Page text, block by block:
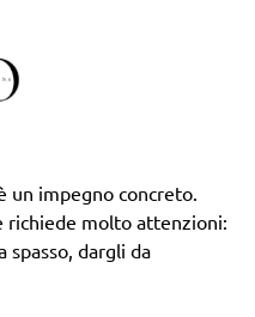
un impegno concreto.
richiede molto attenzioni:
spasso, dargli da